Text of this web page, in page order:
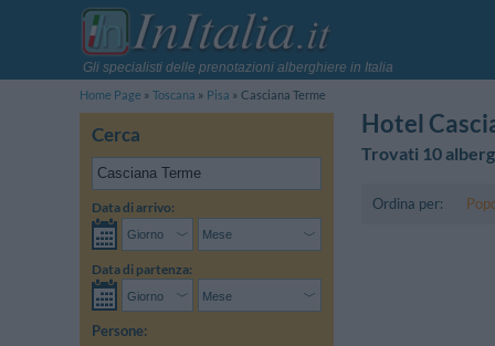
Gli specialisti delle prenotazioni alberghiere in Italia
Home Page
Toscana Pisa Casciana Terme
Cerca
Data di arrivo:
Data di partenza:
Persone:
Hotel
Trovati 10
Ordina per: